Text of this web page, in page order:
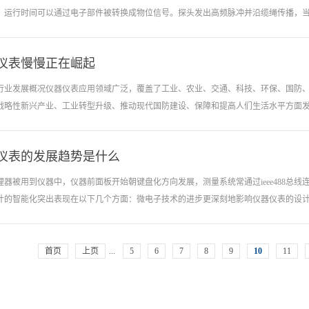
技术的不断进步、成熟，在价格面前也不短的降低，其应用领域也会不断的增加
但在性能上(如准确度)比专用脉冲发生器和频率合成器高，而且在各种测试功能上
个崭新的领域，利用计算机模拟人的智能。未来仪器仪表将更进一步发展，将含有
运行时间可以通过电子部件被转换成物位信号。探头发出高频脉冲并沿缆绳传播，
并将距离信号转化为物位信号。防爆雷达物位计通过天线发射极窄且能量很低的
仪表接收，发射脉冲信号与接收脉冲信号的时间间隔与基准面到被测介质表面的
爆雷达物位计是一款采用脉冲原理非接触式雷达物位计，可广泛应用于测量液体
传输，遇到被测介质发生反射，反射信号被仪表接收，发射脉冲信号与接收脉冲
隔，来实现天线至介质表面距离的测量。防爆雷达物位计高频率与信噪比，是低
表慢慢正在崛起
业发展概况仪器仪表应用领域广泛，覆盖了工业、农业、交通、科技、环保、国
略性新兴产业、工业转型升级、推动现代国防建设、保障和提高人们生活水平方面
年发展，我国仪器仪表行业已经具备了相当的产业规模，步入仪器仪表生产大国
，2019年仪器仪表行业利润总额净增39.26亿元，主业利润增加101.57亿元，贡献
家相关政策的引导和支持下得到了快速发展，但是，不得不说我国的仪器仪表行
就是借鉴别的产品，为仪器仪表的行业发展带来了严峻的挑战。因此，研发仪器
提升，科技助力仪器仪表研发，那么，国家有哪些政策，助力国产仪器仪表研发呢
表的发展趋势是什么
器被用到仪器中，仪器前面板开始朝键盘化方向发展，测量系统常通过ieee488总
的智能化突出表现在以下几个方面：微电子技术的进步更深刻地影响仪器仪表的设
加强;微型机的发展，使仪器仪表具有更强的数据处理能力;图像处理功能的增加十
首页 上页 ... 5 6 7 8 9 10 11